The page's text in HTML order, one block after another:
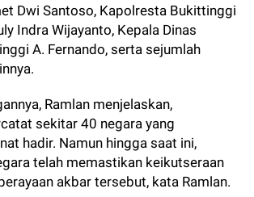
Dwi Santoso, Kapolresta Bukittinggi
Indra Wijayanto, Kepala Dinas
A. Fernando, serta sejumlah
Ramlan menjelaskan,
sekitar 40 negara yang
hadir. Namun hingga saat ini,
telah memastikan keikutseraan
akbar tersebut, kata Ramlan.